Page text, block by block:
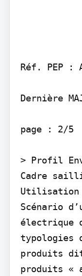
Réf. PEP :
Dernière
page : 2/5
> Profil
Cadre
Utilisation
Scénario
électrique
typologies
produits
produits «